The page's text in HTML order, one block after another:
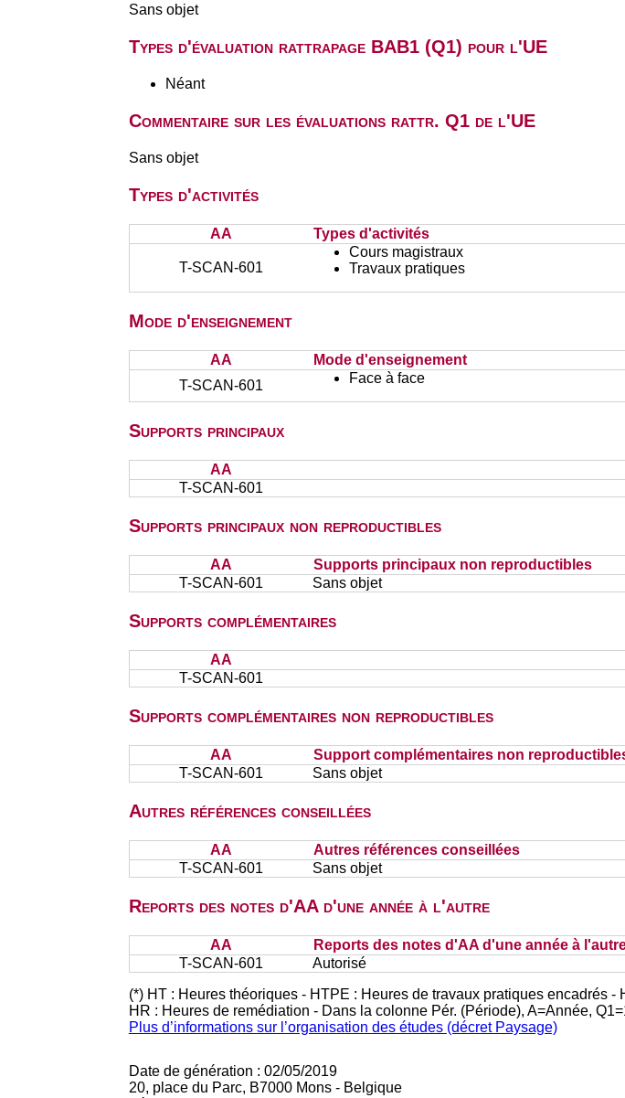
Sans objet
Types d'évaluation rattrapage BAB1 (Q1) pour l'UE
Néant
Commentaire sur les évaluations rattr. Q1 de l'UE
Sans objet
Types d'activités
AA Types d'activités
T-SCAN-601
Cours magistraux
Travaux pratiques
Mode d'enseignement
AA
Mode d'enseignement
T-SCAN-601
Face à face
Supports principaux
AA
T-SCAN-601
Supports principaux non reproductibles
AA
Supports principaux non reproductibles
T-SCAN-601
Sans objet
Supports complémentaires
AA
T-SCAN-601
Supports complémentaires non reproductibles
AA
Support complémentaires non
T-SCAN-601
Sans objet
Autres références conseillées
AA
Autres références conseillées
T-SCAN-601
Sans objet
Reports des notes d'AA d'une année à l'autre
AA
Reports des notes d'AA d'une année à
T-SCAN-601
Autorisé
(*) HT : Heures théoriques - HTPE : Heures de travaux pratiques encadrés
HR : Heures de remédiation - Dans la colonne Pér. (Période), A=Année,
Plus d’informations sur l’organisation des études (décret Paysage)
Date de génération : 02/05/2019
20, place du Parc, B7000 Mons - Belgique